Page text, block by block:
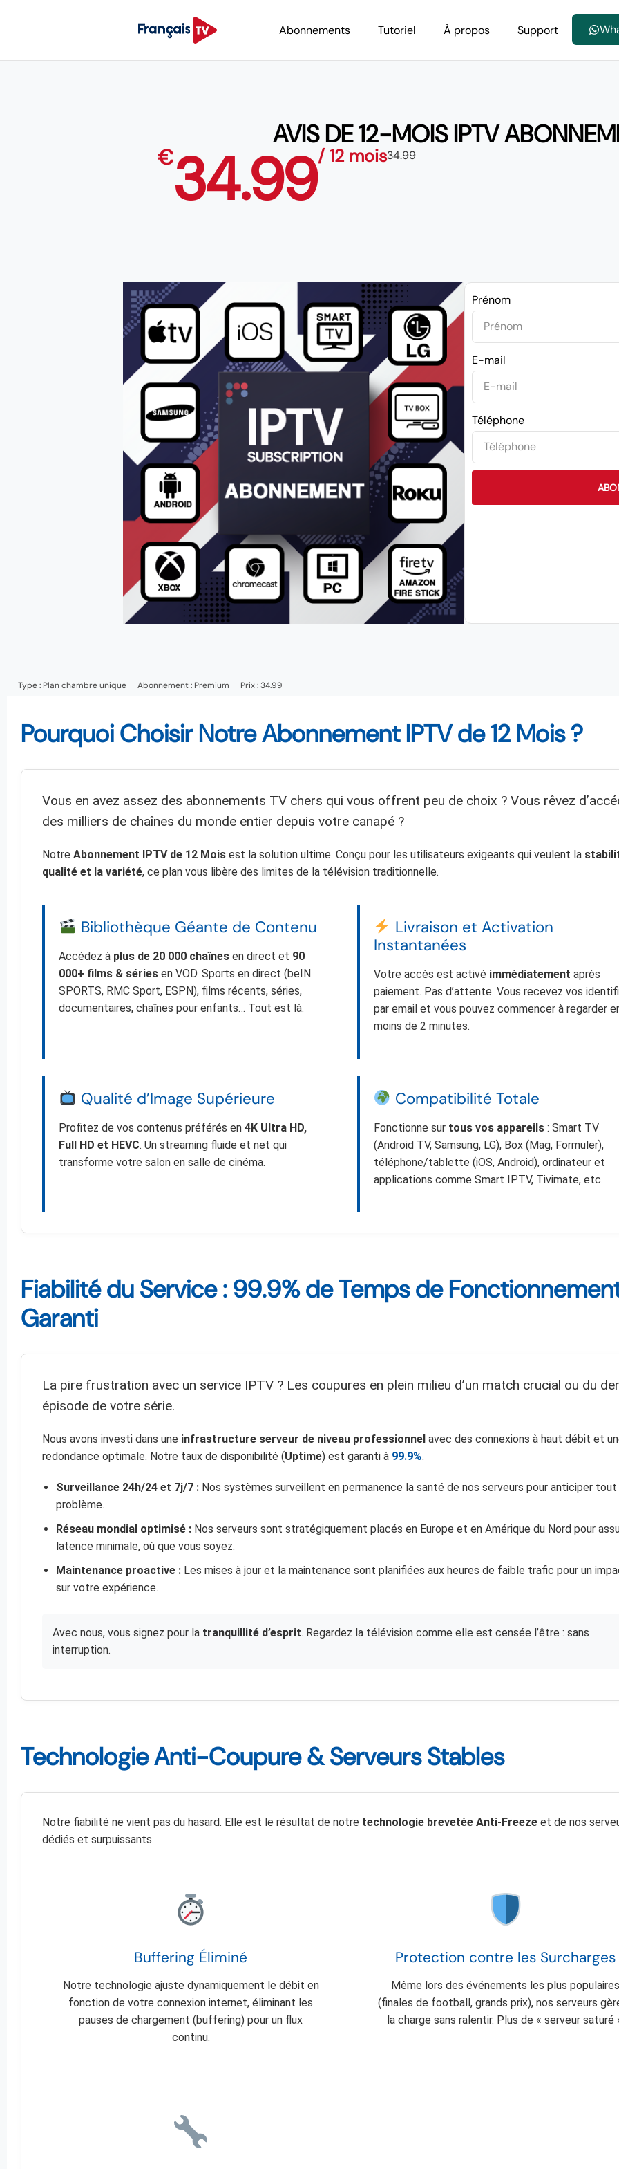
Abonnements Tutoriel À propos Support
AVIS DE 12-MOIS IPTV
€34.99/ 12 mois34.99
Prénom
E-mail
Téléphone
Type : Plan chambre unique Abonnement : Premium Prix : 34.99
Pourquoi Choisir Notre Abonnement IPTV de 12 Mois ?
Vous en avez assez des abonnements TV chers qui vous offrent peu de choix ? Vous rêvez
des milliers de chaînes du monde entier depuis votre canapé ?
Notre Abonnement IPTV de 12 Mois est la solution ultime. Conçu pour les utilisateurs exigeants qui veulent la
qualité et la variété, ce plan vous libère des limites de la télévision traditionnelle.
Bibliothèque Géante de Contenu
Accédez à plus de 20 000 chaînes en direct et 90
000+ films & séries en VOD. Sports en direct (beIN
SPORTS, RMC Sport, ESPN), films récents, séries,
documentaires, chaînes pour enfants… Tout est là.
Livraison et Activation
Instantanées
Votre accès est activé immédiatement après
paiement. Pas d’attente. Vous recevez vos
par email et vous pouvez commencer à regarder
moins de 2 minutes.
Qualité d’Image Supérieure
Profitez de vos contenus préférés en 4K Ultra HD,
Full HD et HEVC. Un streaming fluide et net qui
transforme votre salon en salle de cinéma.
Compatibilité Totale
Fonctionne sur tous vos appareils: Smart TV
(Android TV, Samsung, LG), Box (Mag, Formuler),
téléphone/tablette (iOS, Android), ordinateur et
applications comme Smart IPTV, Tivimate, etc.
Fiabilité du Service : 99.9% de Temps de
Garanti
La pire frustration avec un service IPTV ? Les coupures en plein milieu d’un match crucial ou du
épisode de votre série.
Nous avons investi dans une infrastructure serveur de niveau professionnel avec des connexions à haut débit et
redondance optimale. Notre taux de disponibilité (Uptime) est garanti à 99.9%.
Surveillance 24h/24 et 7j/7 : Nos systèmes surveillent en permanence la santé de nos serveurs pour anticiper tout
problème.
Réseau mondial optimisé : Nos serveurs sont stratégiquement placés en Europe et en Amérique du Nord pour
latence minimale, où que vous soyez.
Maintenance proactive : Les mises à jour et la maintenance sont planifiées aux heures de faible trafic pour un
sur votre expérience.
Avec nous, vous signez pour la tranquillité d’esprit. Regardez la télévision comme elle est censée l’être : sans
interruption.
Technologie Anti-Coupure & Serveurs Stables
Notre fiabilité ne vient pas du hasard. Elle est le résultat de notre technologie brevetée Anti-Freeze et de nos
dédiés et surpuissants.
Buffering Éliminé
Notre technologie ajuste dynamiquement le débit en
fonction de votre connexion internet, éliminant les
pauses de chargement (buffering) pour un flux
continu.
Protection contre les Surcharges
Même lors des événements les plus populaires
(finales de football, grands prix), nos serveurs
la charge sans ralentir. Plus de « serveur saturé